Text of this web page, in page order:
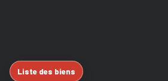
Liste des biens